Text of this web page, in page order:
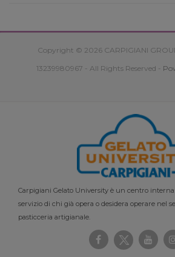
Copyright © 2026 CARPIGIANI
13239980967 - All Rights Reserved -
Carpigiani Gelato University è un centro
servizio di chi già opera o desidera operare nel
pasticceria artigianale.